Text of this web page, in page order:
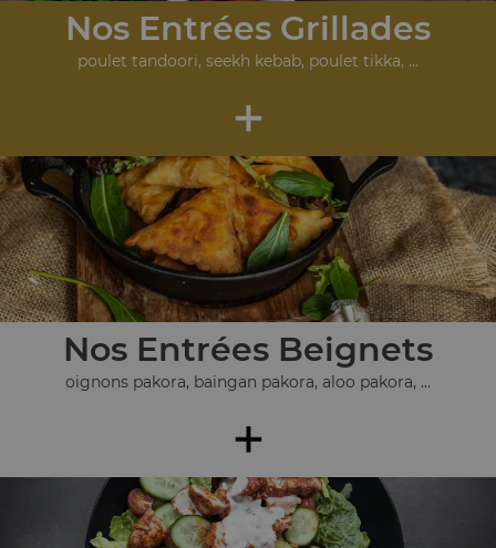
Nos Entrées Grillades
poulet tandoori, seekh kebab, poulet tikka, ...
+
Nos Entrées Beignets
oignons pakora, baingan pakora, aloo pakora, ...
+